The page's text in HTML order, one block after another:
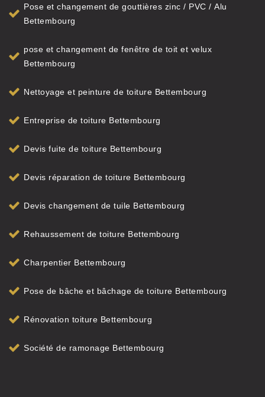
Pose et changement de gouttières zinc / PVC / Alu
Bettembourg
pose et changement de fenêtre de toit et velux
Bettembourg
Nettoyage et peinture de toiture Bettembourg
Entreprise de toiture Bettembourg
Devis fuite de toiture Bettembourg
Devis réparation de toiture Bettembourg
Devis changement de tuile Bettembourg
Rehaussement de toiture Bettembourg
Charpentier Bettembourg
Pose de bâche et bâchage de toiture Bettembourg
Rénovation toiture Bettembourg
Société de ramonage Bettembourg